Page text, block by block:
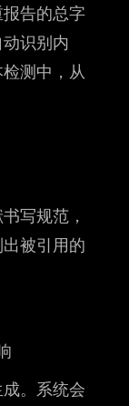
告的总字
识别内
测中，从
写规范，
被引用的
。系统会